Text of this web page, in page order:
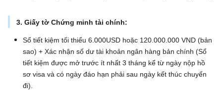
3. Giấy tờ Chứng minh tài chính:
Sổ tiết kiệm tối thiểu 6.000USD hoặc 120.000.000 VND (bản
sao) + Xác nhận số dư tài khoản ngân hàng bản chính (Sổ
tiết kiệm được mở trước ít nhất 3 tháng kể từ ngày nộp hồ
sơ visa và có ngày đáo hạn phải sau ngày kết thúc chuyến
đi).